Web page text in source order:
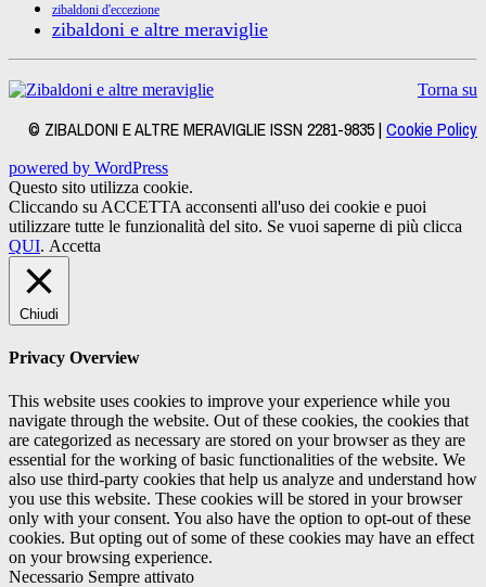
zibaldoni d'eccezione
zibaldoni e altre meraviglie
Torna su
© ZIBALDONI E ALTRE MERAVIGLIE ISSN 2281-9835 | Cookie Policy
powered by WordPress
Questo sito utilizza cookie.
Cliccando su ACCETTA acconsenti all'uso dei cookie e puoi
utilizzare tutte le funzionalità del sito. Se vuoi saperne di più clicca
QUI. Accetta
Chiudi
Privacy Overview
This website uses cookies to improve your experience while you
navigate through the website. Out of these cookies, the cookies that
are categorized as necessary are stored on your browser as they are
essential for the working of basic functionalities of the website. We
also use third-party cookies that help us analyze and understand how
you use this website. These cookies will be stored in your browser
only with your consent. You also have the option to opt-out of these
cookies. But opting out of some of these cookies may have an effect
on your browsing experience.
Necessario Sempre attivato